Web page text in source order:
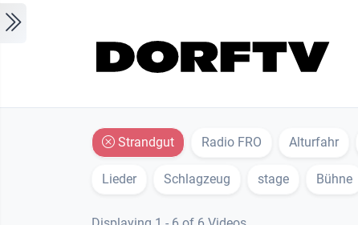
Strandgut Radio FRO Alturfahr
Lieder Schlagzeug stage Bühne